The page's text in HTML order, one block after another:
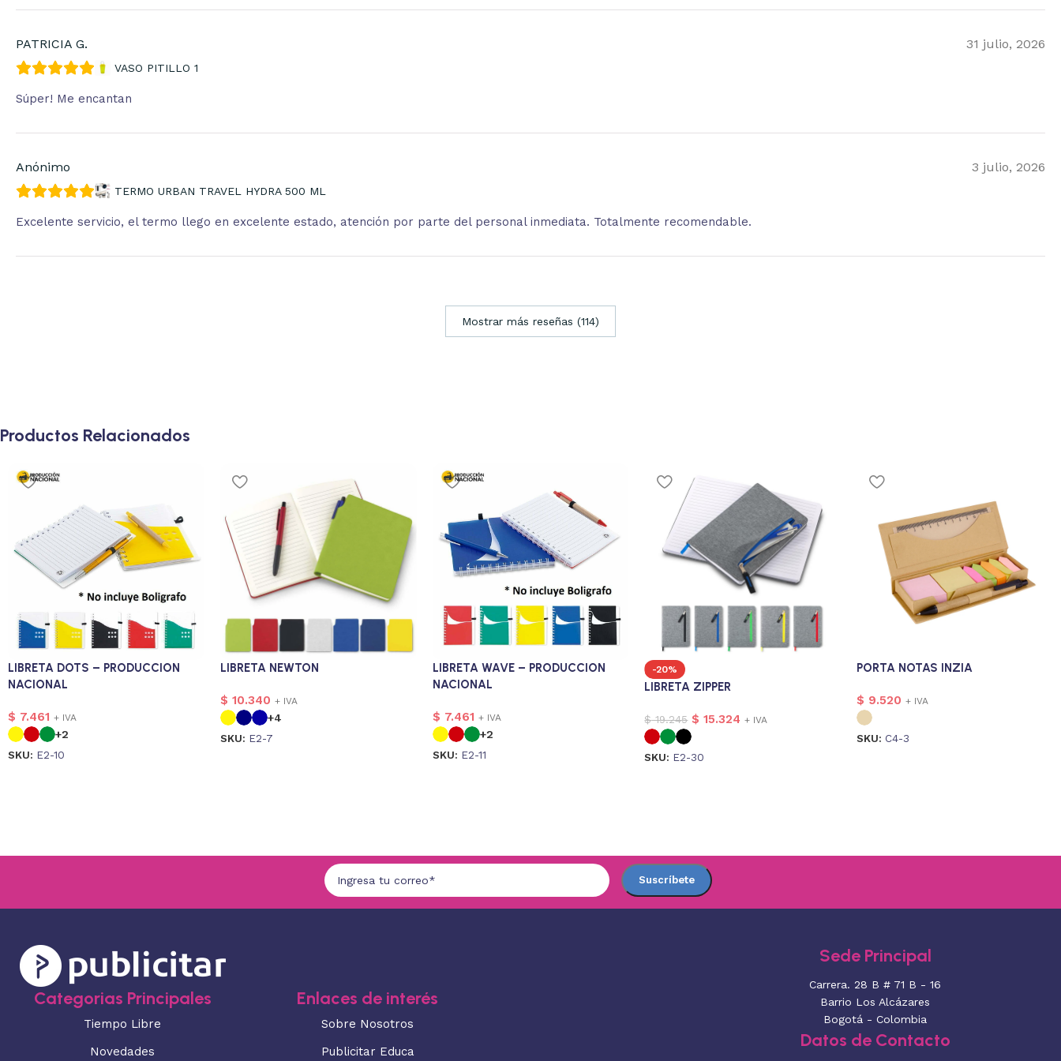
PATRICIA G. 31 julio, 2026
VASO PITILLO 1
Súper! Me encantan
Anónimo 3 julio, 2026
TERMO URBAN TRAVEL HYDRA 500 ML
Excelente servicio, el termo llego en excelente estado, atención por parte del personal inmediata. Totalmente recomendable.
Mostrar más reseñas (114)
Productos Relacionados
LIBRETA DOTS – PRODUCCION
NACIONAL
$ 7.461 + IVA
+2
SKU: E2-10
LIBRETA NEWTON
$ 10.340 + IVA
+4
SKU: E2-7
LIBRETA WAVE – PRODUCCION
NACIONAL
$ 7.461 + IVA
+2
SKU: E2-11
-20%
LIBRETA ZIPPER
$19.245 $ 15.324 + IVA
SKU: E2-30
PORTA NOTAS INZIA
$ 9.520 + IVA
SKU: C4-3
Categorias Principales
Tiempo Libre
Novedades
Enlaces de interés
Sobre Nosotros
Publicitar Educa
Sede Principal
Carrera. 28 B # 71 B - 16
Barrio Los Alcázares
Bogotá - Colombia
Datos de Contacto